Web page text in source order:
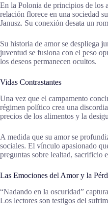
En la Polonia de principios de los
relación florece en una sociedad
Janusz. Su conexión desata un
Su historia de amor se despliega
juventud se fusiona con el peso
los deseos permanecen ocultos.
Vidas Contrastantes
Una vez que el campamento
régimen político crea una
precios de los alimentos y la
A medida que su amor se
sociales. El vínculo apasionado
preguntas sobre lealtad, sacrificio
Las Emociones del Amor y la
“Nadando en la oscuridad”
Los lectores son testigos del